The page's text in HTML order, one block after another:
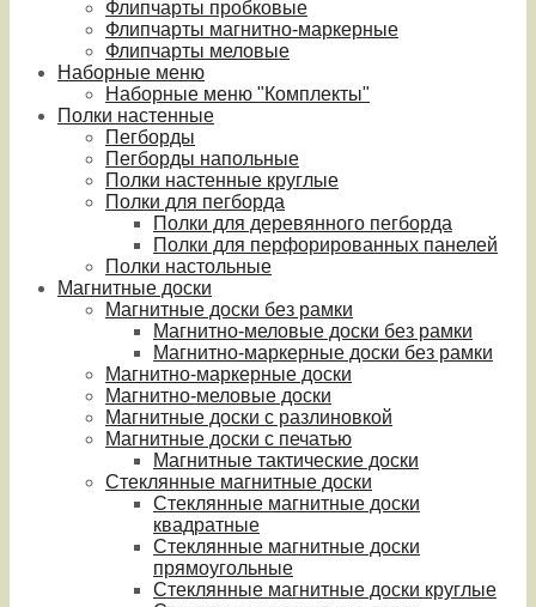
Флипчарты пробковые
Флипчарты магнитно-маркерные
Флипчарты меловые
Наборные меню
Наборные меню "Комплекты"
Полки настенные
Пегборды
Пегборды напольные
Полки настенные круглые
Полки для пегборда
Полки для деревянного пегборда
Полки для перфорированных панелей
Полки настольные
Магнитные доски
Магнитные доски без рамки
Магнитно-меловые доски без рамки
Магнитно-маркерные доски без рамки
Магнитно-маркерные доски
Магнитно-меловые доски
Магнитные доски с разлиновкой
Магнитные доски с печатью
Магнитные тактические доски
Стеклянные магнитные доски
Стеклянные магнитные доски
квадратные
Стеклянные магнитные доски
прямоугольные
Стеклянные магнитные доски круглые